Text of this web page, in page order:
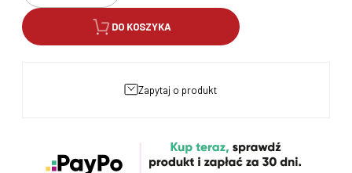
DO KOSZYKA
zapytaj o produkt